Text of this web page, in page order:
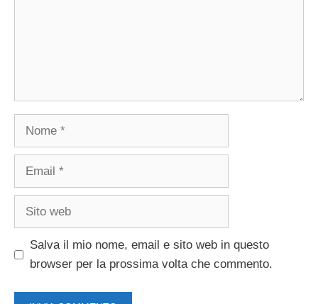
Nome
Email
Sito
Salva il mio nome, email e sito web in questo
browser per la prossima volta che commento.